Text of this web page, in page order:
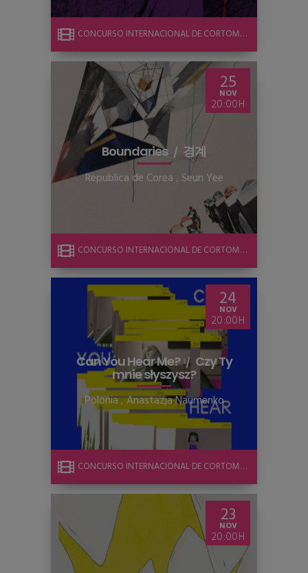
CONCURSO INTERNACIONAL DE CORTOMETRAJE
25
NOV
20:00
Boundaries 경계
Republica de Corea, Seun Yee
CONCURSO INTERNACIONAL DE CORTOMETRAJE
24
NOV
20:00
Can You Hear Me? Czy Ty
mnie słyszysz?
Polonia,Anastazja Naumenko
CONCURSO INTERNACIONAL DE CORTOMETRAJE
23
NOV
20:00